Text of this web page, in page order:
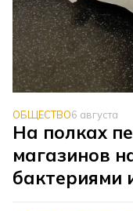
ОБЩЕСТВО6 августа
На полках
магазинов
бактериями